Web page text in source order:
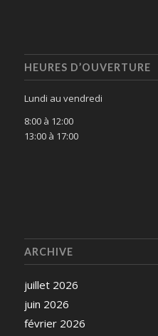
HEURES D’OUVERTURE
Lundi au vendredi
8:00 à 12:00
13:00 à 17:00
ARCHIVE
juillet 2026
juin 2026
février 2026